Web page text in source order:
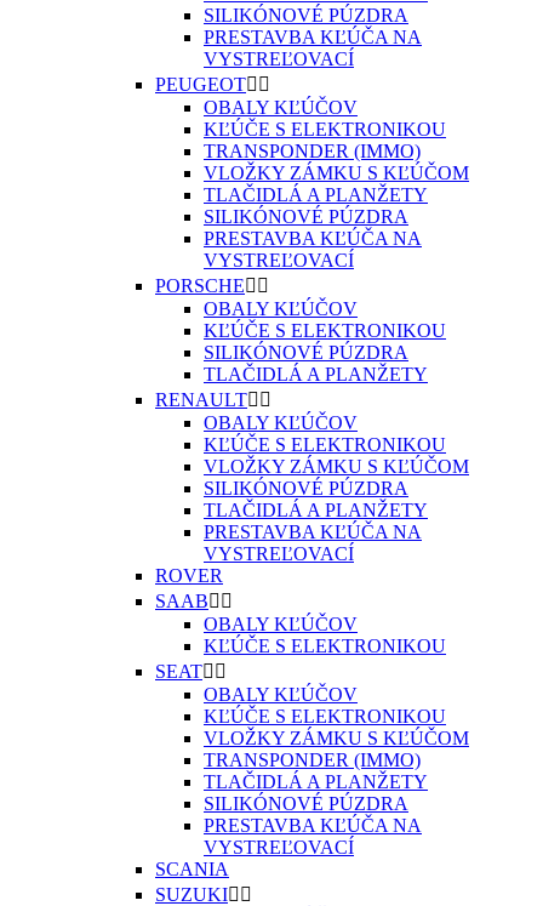
SILIKÓNOVÉ PÚZDRA
PRESTAVBA KĽÚČA NA
VYSTREĽOVACÍ
PEUGEOT 
OBALY KĽÚČOV
KĽÚČE S ELEKTRONIKOU
TRANSPONDER (IMMO)
VLOŽKY ZÁMKU S KĽÚČOM
TLAČIDLÁ A PLANŽETY
SILIKÓNOVÉ PÚZDRA
PRESTAVBA KĽÚČA NA
VYSTREĽOVACÍ
PORSCHE 
OBALY KĽÚČOV
KĽÚČE S ELEKTRONIKOU
SILIKÓNOVÉ PÚZDRA
TLAČIDLÁ A PLANŽETY
RENAULT 
OBALY KĽÚČOV
KĽÚČE S ELEKTRONIKOU
VLOŽKY ZÁMKU S KĽÚČOM
SILIKÓNOVÉ PÚZDRA
TLAČIDLÁ A PLANŽETY
PRESTAVBA KĽÚČA NA
VYSTREĽOVACÍ
ROVER
SAAB 
OBALY KĽÚČOV
KĽÚČE S ELEKTRONIKOU
SEAT 
OBALY KĽÚČOV
KĽÚČE S ELEKTRONIKOU
VLOŽKY ZÁMKU S KĽÚČOM
TRANSPONDER (IMMO)
TLAČIDLÁ A PLANŽETY
SILIKÓNOVÉ PÚZDRA
PRESTAVBA KĽÚČA NA
VYSTREĽOVACÍ
SCANIA
SUZUKI 